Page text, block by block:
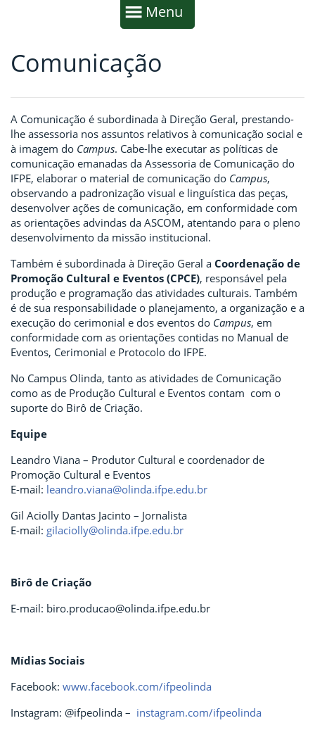
Mostrar
Menu
Fim da navegação
Início do conteúdo
Comunicação
A Comunicação é subordinada à Direção Geral, prestando-
lhe assessoria nos assuntos relativos à comunicação social e
à imagem do Campus. Cabe-lhe executar as políticas de
comunicação emanadas da Assessoria de Comunicação do
IFPE, elaborar o material de comunicação do Campus,
observando a padronização visual e linguística das peças,
desenvolver ações de comunicação, em conformidade com
as orientações advindas da ASCOM, atentando para o pleno
desenvolvimento da missão institucional.
Também é subordinada à Direção Geral a Coordenação de
Promoção Cultural e Eventos (CPCE), responsável pela
produção e programação das atividades culturais. Também
é de sua responsabilidade o planejamento, a organização e a
execução do cerimonial e dos eventos do Campus, em
conformidade com as orientações contidas no Manual de
Eventos, Cerimonial e Protocolo do IFPE.
No Campus Olinda, tanto as atividades de Comunicação
como as de Produção Cultural e Eventos contam com o
suporte do Birô de Criação.
Equipe
Leandro Viana – Produtor Cultural e coordenador de
Promoção Cultural e Eventos
E-mail: leandro.viana@olinda.ifpe.edu.br
Gil Aciolly Dantas Jacinto – Jornalista
E-mail: gilaciolly@olinda.ifpe.edu.br
Birô de Criação
E-mail: biro.producao@olinda.ifpe.edu.br
Mídias Sociais
Facebook: www.facebook.com/ifpeolinda
Instagram: @ifpeolinda – instagram.com/ifpeolinda